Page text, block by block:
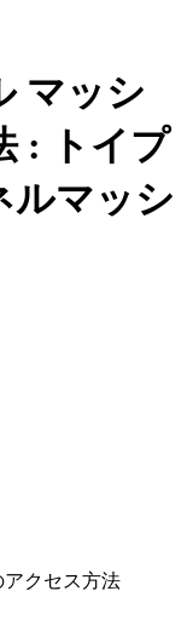
マッシ
: トイプ
ルマッシ
アクセス方法